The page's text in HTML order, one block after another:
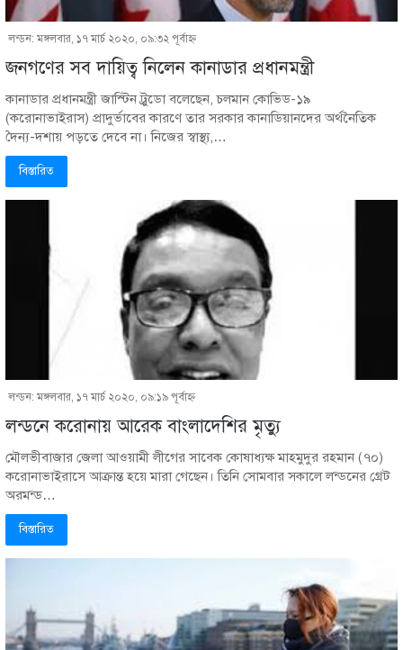
লন্ডন: মঙ্গলবার, ১৭ মার্চ ২০২০, ০৯:৩২ পূর্বাহ্ণ
জনগণের সব দায়িত্ব নিলেন কানাডার প্রধানমন্ত্রী
কানাডার প্রধানমন্ত্রী জাস্টিন ট্রুডো বলেছেন, চলমান কোভিড-১৯
(করোনাভাইরাস) প্রাদুর্ভাবের কারণে তার সরকার কানাডিয়ানদের অর্থনৈতিক
দৈন্য-দশায় পড়তে দেবে না। নিজের স্বাস্থ্য,…
বিস্তারিত
লন্ডন: মঙ্গলবার, ১৭ মার্চ ২০২০, ০৯:১৯ পূর্বাহ্ণ
লন্ডনে করোনায় আরেক বাংলাদেশির মৃত্যু
মৌলভীবাজার জেলা আওয়ামী লীগের সাবেক কোষাধ্যক্ষ মাহমুদুর রহমান (৭০)
করোনাভাইরাসে আক্রান্ত হয়ে মারা গেছেন। তিনি সোমবার সকালে লন্ডনের গ্রেট
অরমন্ড…
বিস্তারিত